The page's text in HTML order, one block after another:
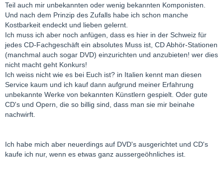
Teil auch mir unbekannten oder wenig bekannten Komponisten.
Und nach dem Prinzip des Zufalls habe ich schon manche
Kostbarkeit endeckt und lieben gelernt.
Ich muss ich aber noch anfügen, dass es hier in der Schweiz für
jedes CD-Fachgeschäft ein absolutes Muss ist, CD Abhör-Stationen
(manchmal auch sogar DVD) einzurichten und anzubieten! wer dies
nicht macht geht Konkurs!
Ich weiss nicht wie es bei Euch ist? in Italien kennt man diesen
Service kaum und ich kauf dann aufgrund meiner Erfahrung
unbekannte Werke von bekannten Künstlern gespielt. Oder gute
CD's und Opern, die so billig sind, dass man sie mir beinahe
nachwirft.
Ich habe mich aber neuerdings auf DVD's ausgerichtet und CD's
kaufe ich nur, wenn es etwas ganz aussergeöhnliches ist.